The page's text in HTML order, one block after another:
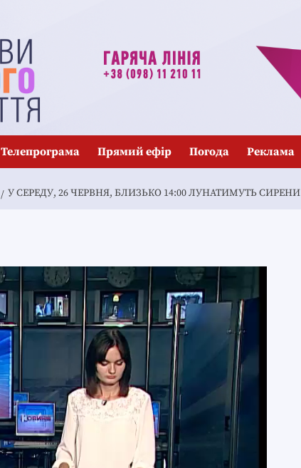
Телепрограма Прямий ефір Погода Реклама
У СЕРЕДУ, 26 ЧЕРВНЯ, БЛИЗЬКО 14:00 ЛУНАТИМУТЬ СИРЕНИ